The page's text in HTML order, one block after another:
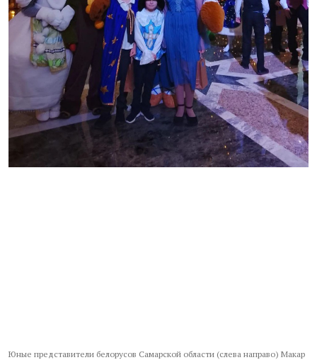
Юные представители белорусов Самарской области (слева направо) Макар